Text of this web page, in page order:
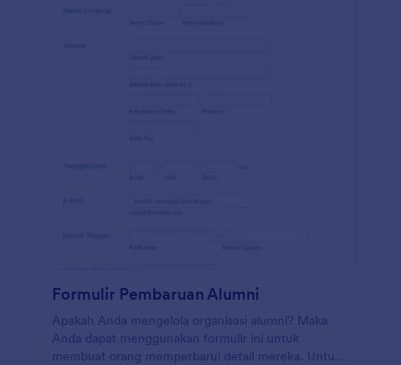
Formulir Pembaruan Alumni
Apakah Anda mengelola organisasi alumni? Maka
Anda dapat menggunakan formulir ini untuk
membuat orang memperbarui detail mereka. Untuk